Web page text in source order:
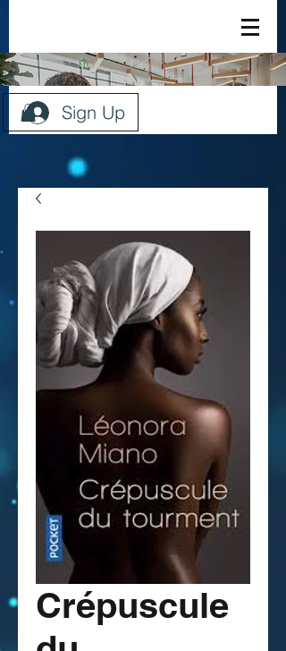
Sign Up
Crépuscule